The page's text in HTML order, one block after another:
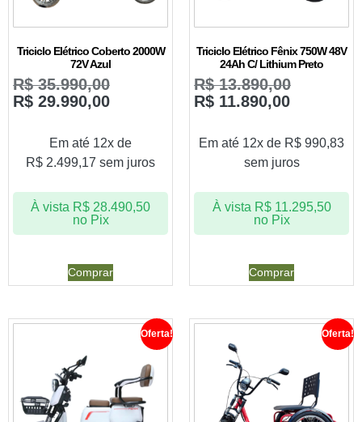
Triciclo Elétrico Coberto 2000W
72V Azul
R$35.990,00
R$ 29.990,00
Em até 12x de
R$ 2.499,17 sem juros
À vista R$ 28.490,50
no Pix
Comprar
Triciclo Elétrico Fênix 750W 48V
24Ah C/ Lithium Preto
R$13.890,00
R$ 11.890,00
Em até 12x de R$ 990,83
sem juros
À vista R$11.295,50
no Pix
Comprar
Oferta! Oferta!